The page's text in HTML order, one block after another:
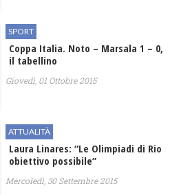
SPORT
Coppa Italia. Noto – Marsala 1 – 0,
il tabellino
Giovedì, 01 Ottobre 2015
ATTUALITÀ
Laura Linares: “Le Olimpiadi di Rio
obiettivo possibile”
Mercoledì, 30 Settembre 2015